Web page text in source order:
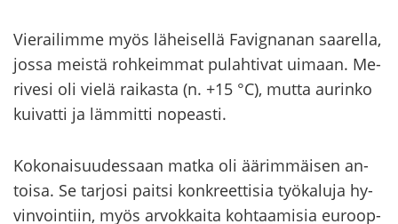
Vie­rai­lim­me myös lä­hei­sel­lä Fa­vig­na­nan saa­rel­la,
jossa meis­tä roh­keim­mat pu­lah­ti­vat ui­maan. Me­
ri­ve­si oli vielä rai­kas­ta (n. +15 °C), mutta au­rin­ko
kui­vat­ti ja läm­mit­ti no­peas­ti.
Ko­ko­nai­suu­des­saan matka oli ää­rim­mäi­sen an­
toi­sa. Se tar­jo­si pait­si kon­kreet­ti­sia työ­ka­lu­ja hy­
vin­voin­tiin, myös ar­vok­kai­ta koh­taa­mi­sia eu­roop­